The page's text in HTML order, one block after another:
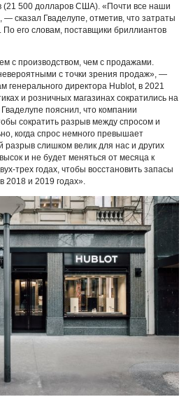
(21 500 долларов США). «Почти все наши
сказал Гваделупе, отметив, что затраты
По его словам, поставщики бриллиантов
с производством, чем с продажами.
с точки зрения продаж», —
генерального директора Hublot, в 2021
и розничных магазинах сократились на
Гваделупе пояснил, что компании
сократить разрыв между спросом и
когда спрос немного превышает
слишком велик для нас и других
и не будет меняться от месяца к
трех годах, чтобы восстановить запасы
2018 и 2019 годах».